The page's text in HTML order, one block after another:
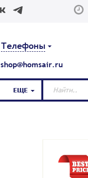
Телефоны
shop@homsair.ru
ЕЩЕ